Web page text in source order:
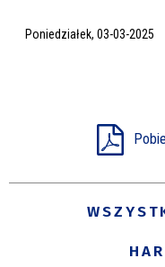
Poniedziałek, 03-03-2025